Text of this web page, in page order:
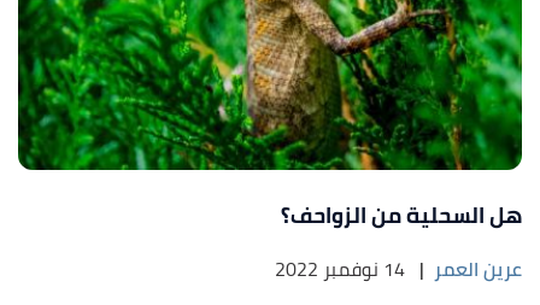
هل السحلية من الزواحف؟
عرين العمر | 14 نوفمبر 2022